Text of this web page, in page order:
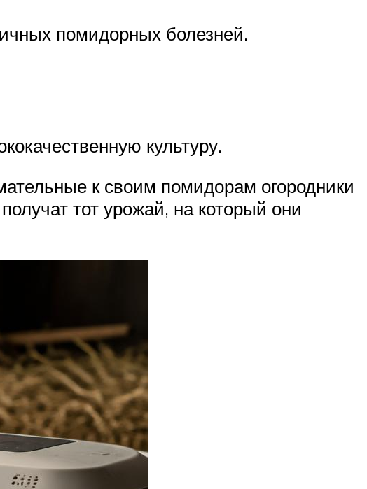
помидорных болезней.
культуру.
к своим помидорам огородники
тот урожай, на который они